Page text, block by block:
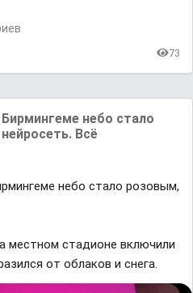
73
небо стало
Всё
небо стало розовым,
местном стадионе включили
от облаков и снега.